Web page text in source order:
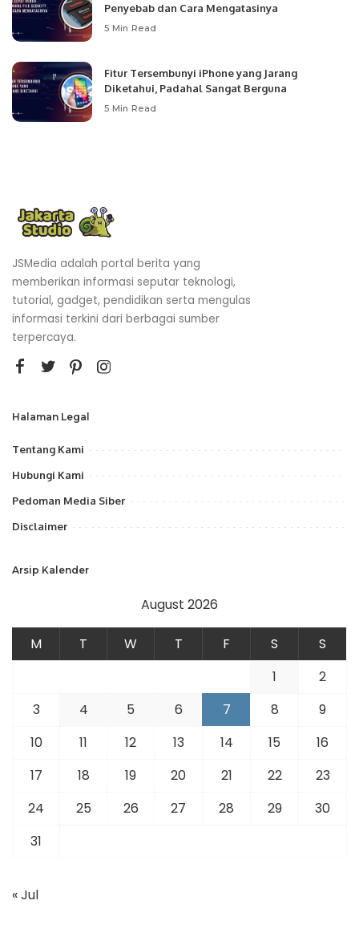
Penyebab dan Cara Mengatasinya
5 Min Read
Fitur Tersembunyi iPhone yang Jarang
Diketahui, Padahal Sangat Berguna
5 Min Read
JSMedia adalah portal berita yang
memberikan informasi seputar teknologi,
tutorial, gadget, pendidikan serta mengulas
informasi terkini dari berbagai sumber
terpercaya.
Halaman Legal
Tentang Kami
Hubungi Kami
Pedoman Media Siber
Disclaimer
Arsip Kalender
August 2026
M T W T F S
S
1
2
3
4 5 6 7 8
9
10
11 12 13 14 15
16
17
18 19 20 21 22
23
24
25 26 27 28 29
30
31
« Jul